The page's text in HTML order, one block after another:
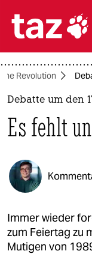

politik
öko
gesellschaft
kultur
sport
Revolution
Debatte um den
Es fehlt
Immer wieder
zum Feiertag zu
Mutigen von